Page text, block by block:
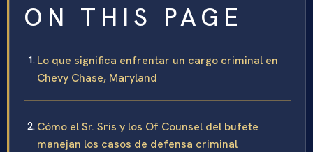
ON THIS PAGE
Lo que significa enfrentar un cargo criminal en
Chevy Chase, Maryland
Cómo el Sr. Sris y los Of Counsel del bufete
manejan los casos de defensa criminal